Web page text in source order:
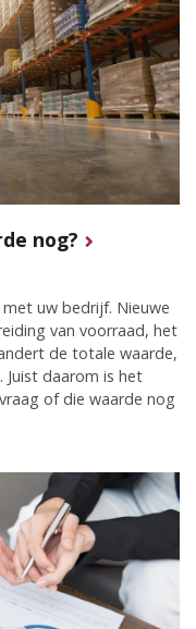
nog?
uw bedrijf. Nieuwe
van voorraad, het
de totale waarde,
daarom is het
of die waarde nog